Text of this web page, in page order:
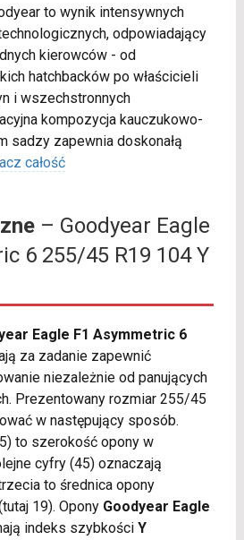
to wynik intensywnych
odpowiadający
kierowców - od
hatchbacków po właścicieli
i wszechstronnych
kompozycja kauczukowo-
sadzy zapewnia doskonałą
całość
– Goodyear Eagle
6 255/45 R19 104 Y
Eagle F1 Asymmetric 6
za zadanie zapewnić
niezależnie od panujących
Prezentowany rozmiar 255/45
w następujący sposób.
to szerokość opony w
cyfry (45) oznaczają
to średnica opony
19). Opony Goodyear Eagle
indeks szybkości Y